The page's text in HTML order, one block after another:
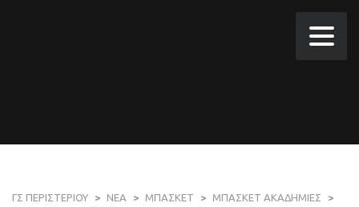
ΓΣ ΠΕΡΙΣΤΕΡΙΟΥ > ΝΕΑ > ΜΠΑΣΚΕΤ > ΜΠΑΣΚΕΤ ΑΚΑΔΗΜΙΕΣ
>